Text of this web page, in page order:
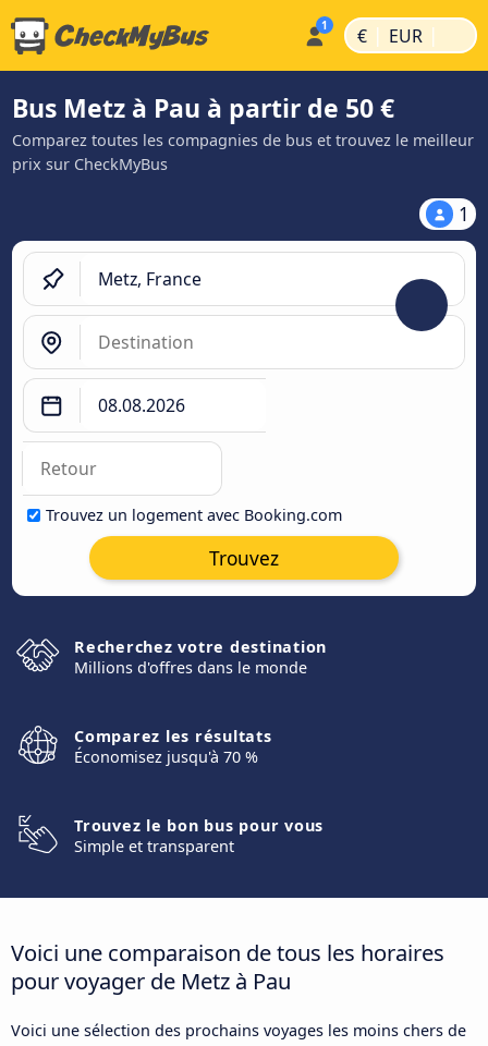
€ | EUR |
Bus Metz à Pau à partir de 50 €
Comparez toutes les compagnies de bus et trouvez le meilleur
prix sur CheckMyBus
1
Trouvez un logement avec Booking.com
Trouvez
Recherchez votre destination
Millions d'offres dans le monde
Comparez les résultats
Économisez jusqu'à 70 %
Trouvez le bon bus pour vous
Simple et transparent
Voici une comparaison de tous les horaires
pour voyager de Metz à Pau
Voici une sélection des prochains voyages les moins chers de